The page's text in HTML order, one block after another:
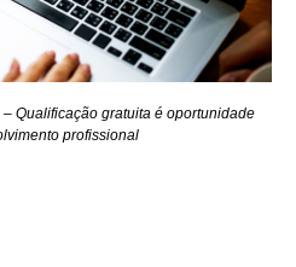
Qualificação gratuita é oportunidade
profissional